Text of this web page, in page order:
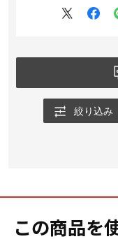
絞り込み
この商品を